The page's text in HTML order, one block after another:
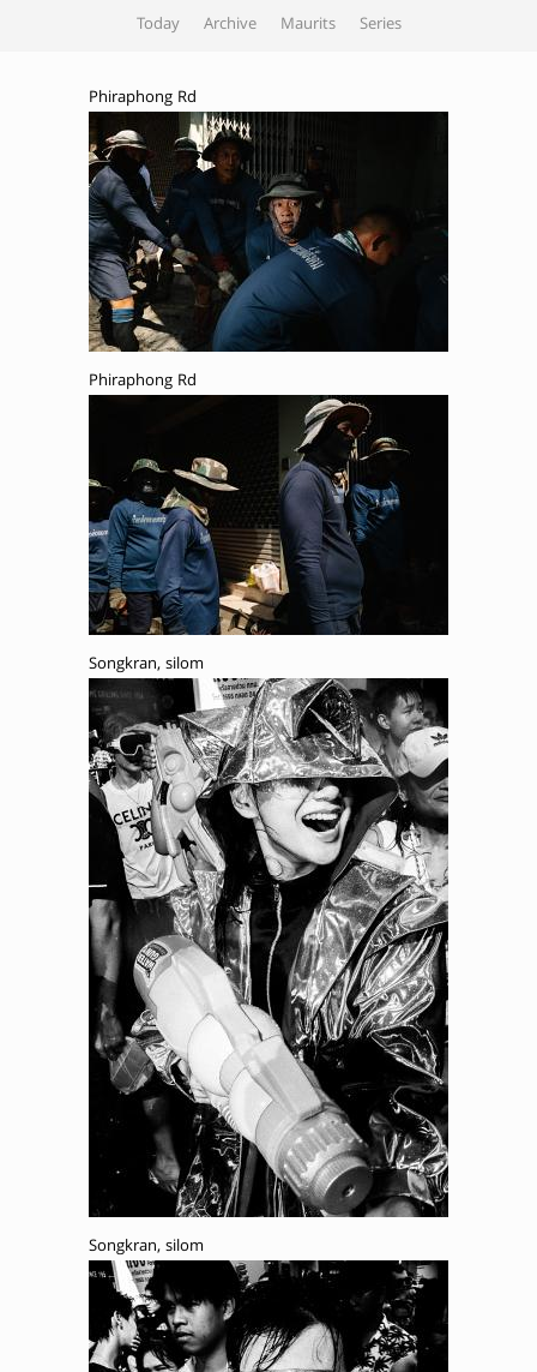
Today Archive Maurits Series
Phiraphong Rd
Phiraphong Rd
Songkran, silom
Songkran, silom